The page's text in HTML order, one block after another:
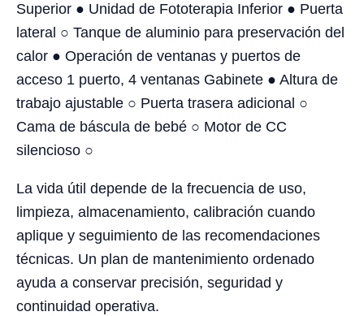
Superior ● Unidad de Fototerapia Inferior ● Puerta
lateral ○ Tanque de aluminio para preservación del
calor ● Operación de ventanas y puertos de
acceso 1 puerto, 4 ventanas Gabinete ● Altura de
trabajo ajustable ○ Puerta trasera adicional ○
Cama de báscula de bebé ○ Motor de CC
silencioso ○
La vida útil depende de la frecuencia de uso,
limpieza, almacenamiento, calibración cuando
aplique y seguimiento de las recomendaciones
técnicas. Un plan de mantenimiento ordenado
ayuda a conservar precisión, seguridad y
continuidad operativa.